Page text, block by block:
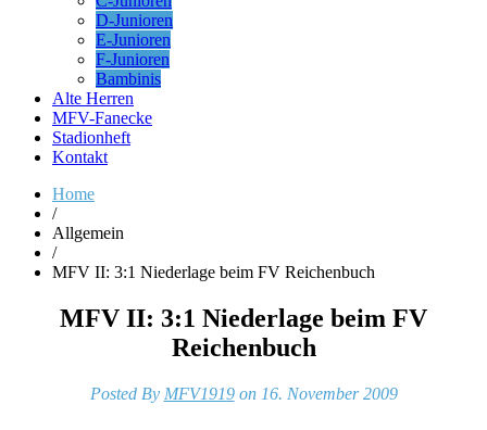
D-Junioren
E-Junioren
F-Junioren
Bambinis
Alte Herren
MFV-Fanecke
Stadionheft
Kontakt
Home
/
Allgemein
/
MFV II: 3:1 Niederlage beim FV Reichenbuch
MFV II: 3:1 Niederlage beim FV
Reichenbuch
Posted By MFV1919on 16. November 2009